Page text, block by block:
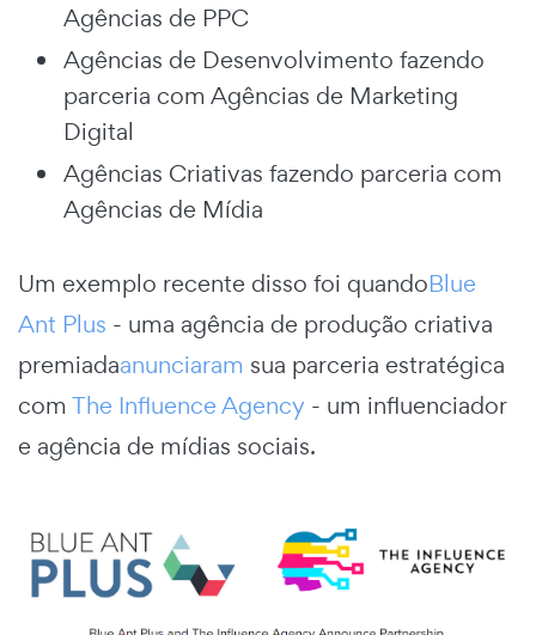
Agências de PPC
Agências de Desenvolvimento fazendo
parceria com Agências de Marketing
Digital
Agências Criativas fazendo parceria com
Agências de Mídia
Um exemplo recente disso foi quandoBlue
Ant Plus - uma agência de produção criativa
premiadaanunciaram sua parceria estratégica
com The Influence Agency - um influenciador
e agência de mídias sociais.